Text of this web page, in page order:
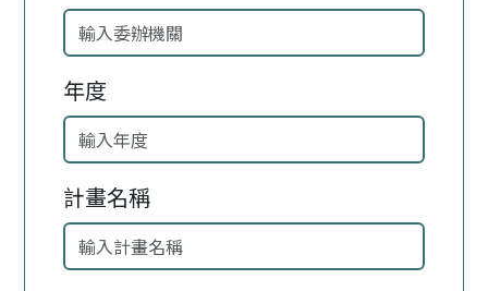
年度
計畫名稱